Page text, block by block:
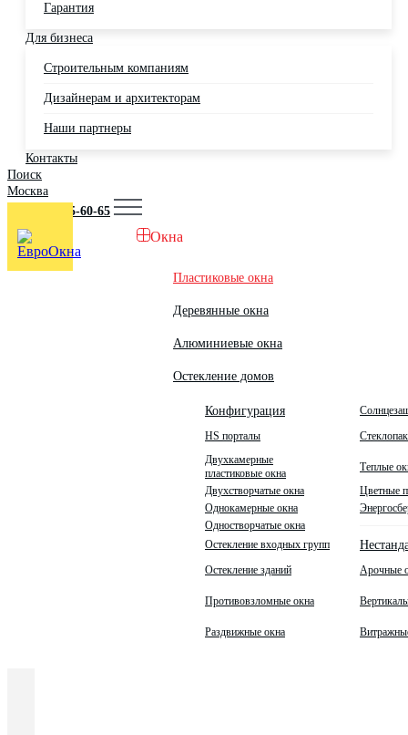
Гарантия
Для бизнеса
Строительным компаниям
Дизайнерам и архитекторам
Наши партнеры
Контакты
Поиск
Москва
+7 (495) 725-60-65
Окна
Пластиковые окна
Деревянные окна
Алюминиевые окна
Остекление домов
Конфигурация
HS порталы
Двухкамерные
пластиковые окна
Двухстворчатые окна
Однокамерные окна
Одностворчатые окна
Остекление входных групп
Остекление зданий
Противовзломные окна
Раздвижные окна
Теплые
Цветные
Арочные